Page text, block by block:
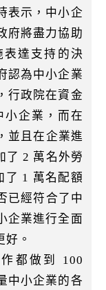
表示，中小企
府將盡力協助
表達支持的決
認為中小企業
行政院在資金
小企業，而在
並且在企業進
了 2 萬名外勞
了 1 萬名配額
已經符合了中
企業進行全面
。
都做到 100
中小企業的各